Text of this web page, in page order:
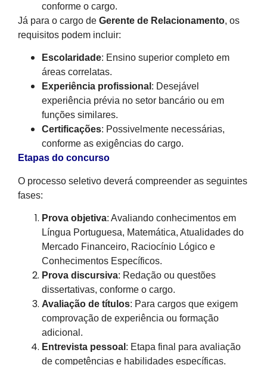
conforme o cargo.
Já para o cargo de Gerente de Relacionamento, os
requisitos podem incluir:
Escolaridade: Ensino superior completo em
áreas correlatas.
Experiência profissional : Desejável
experiência prévia no setor bancário ou em
funções similares.
Certificações: Possivelmente necessárias,
conforme as exigências do cargo.
Etapas do concurso
O processo seletivo deverá compreender as seguintes
fases:
Prova objetiva: Avaliando conhecimentos em
Língua Portuguesa, Matemática, Atualidades do
Mercado Financeiro, Raciocínio Lógico e
Conhecimentos Específicos.
Prova discursiva: Redação ou questões
dissertativas, conforme o cargo.
Avaliação de títulos: Para cargos que exigem
comprovação de experiência ou formação
adicional.
Entrevista pessoal : Etapa final para avaliação
de competências e habilidades específicas.